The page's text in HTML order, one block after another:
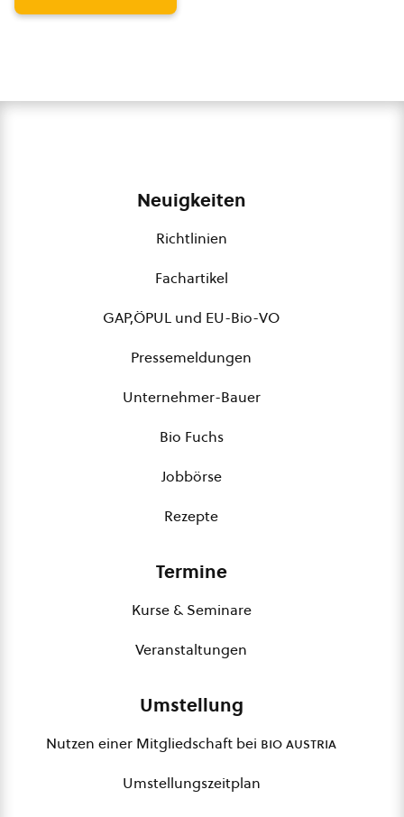
Neuigkeiten
Richtlinien
Fachartikel
GAP,ÖPUL und EU-Bio-VO
Pressemeldungen
Unternehmer-Bauer
Bio Fuchs
Jobbörse
Rezepte
Termine
Kurse & Seminare
Veranstaltungen
Umstellung
Nutzen einer Mitgliedschaft bei bio austria
Umstellungszeitplan